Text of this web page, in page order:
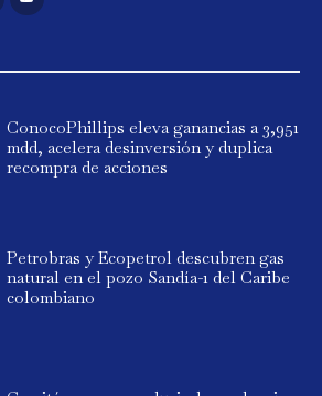
ConocoPhillips eleva ganancias a 3,951
mdd, acelera desinversión y duplica
recompra de acciones
Petrobras y Ecopetrol descubren gas
natural en el pozo Sandía-1 del Caribe
colombiano